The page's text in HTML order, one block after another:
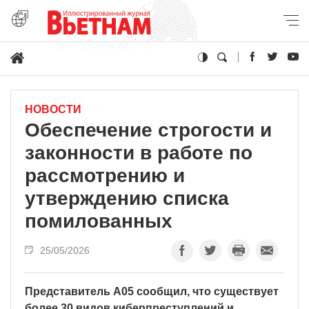
НОВОСТИ
Обеспечение строгости и
законности в работе по
рассмотрению и
утверждению списка
помилованных
25/05/2026
Представитель A05 сообщил, что существует